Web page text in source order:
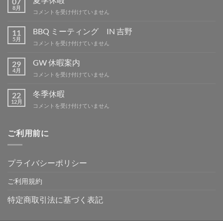
8月
夏
休
暇
は
コメントを受け付けていません
11
5月
BBQ ミーティング IN 吉野
BBQ
ー
テ
ィ
グ
吉
コメントを受け付けていません
29
4月
GW 休暇案内
GW
暇
案
内
コメントを受け付けていません
22
12月
冬季休暇
冬
暇
は
コメントを受け付けていません
ご利用前に
プライバシーポリシー
ご利用規約
特定商取引法に基づく表記